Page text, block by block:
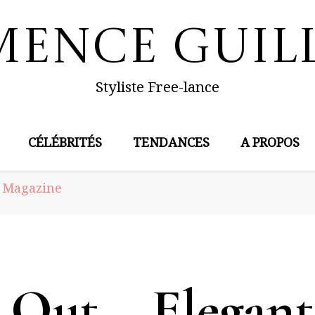
Styliste Free-lance
CÉLÉBRITÉS TENDANCES A PROPOS